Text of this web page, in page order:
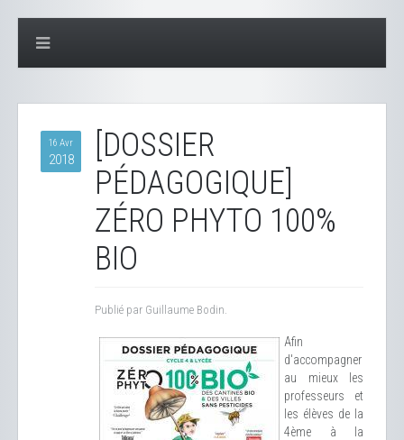
16 Avr
2018
[DOSSIER
PÉDAGOGIQUE]
ZÉRO PHYTO 100%
BIO
Publié par Guillaume Bodin.
Afin
d'accompagner
au mieux les
professeurs et
les élèves de la
4ème à la